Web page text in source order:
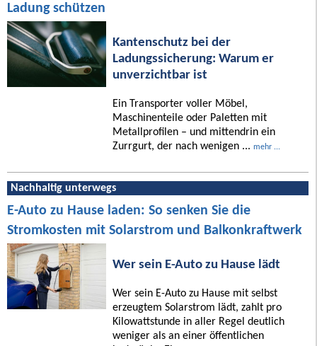
Ladung schützen
Kantenschutz bei der
Ladungssicherung: Warum er
unverzichtbar ist
Ein Transporter voller Möbel,
Maschinenteile oder Paletten mit
Metallprofilen – und mittendrin ein
Zurrgurt, der nach wenigen ... mehr ...
Nachhaltig unterwegs
E-Auto zu Hause laden: So senken Sie die
Stromkosten mit Solarstrom und Balkonkraftwerk
Wer sein E-Auto zu Hause lädt
Wer sein E-Auto zu Hause mit selbst
erzeugtem Solarstrom lädt, zahlt pro
Kilowattstunde in aller Regel deutlich
weniger als an einer öffentlichen